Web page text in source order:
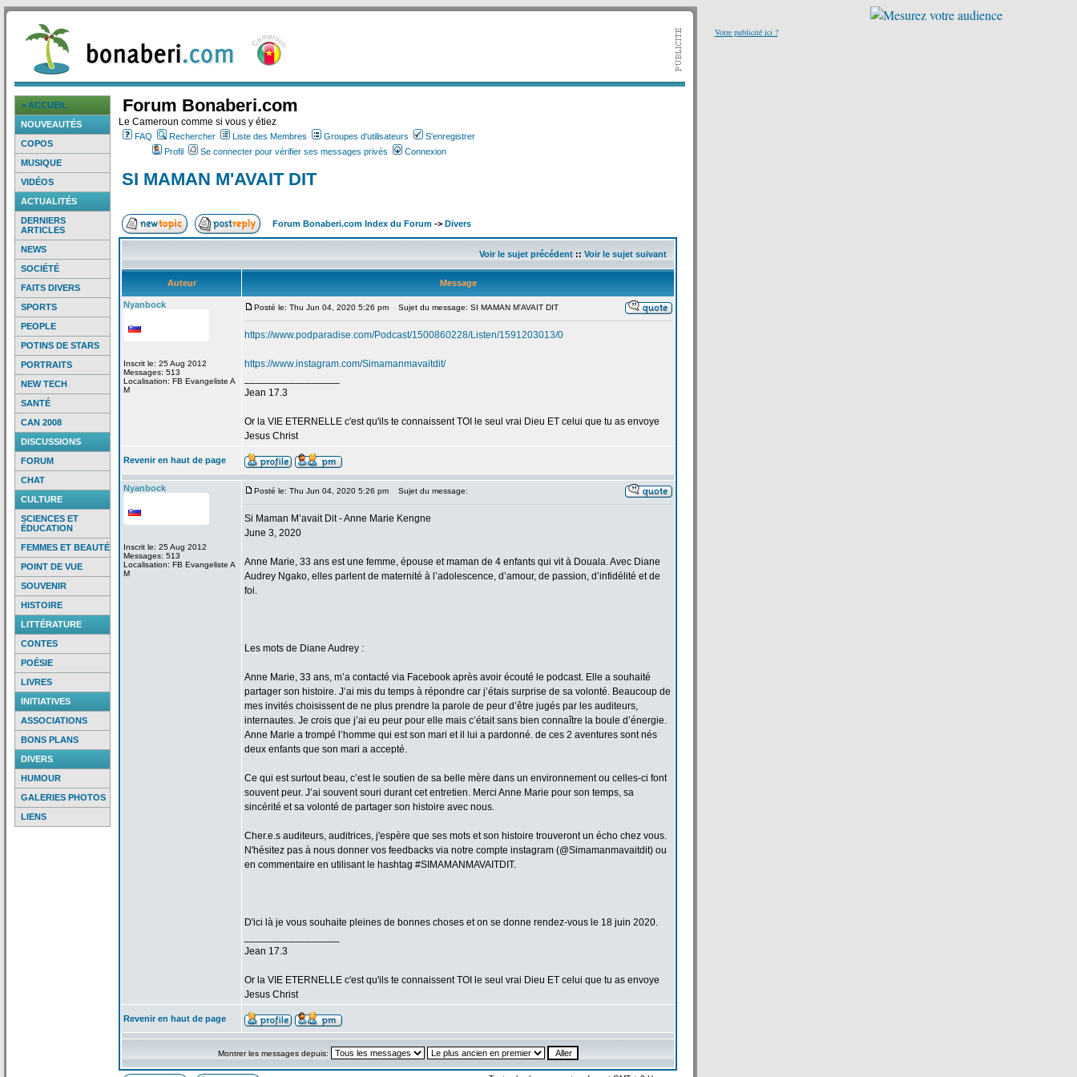
> ACCUEIL
NOUVEAUTÉS
COPOS
MUSIQUE
VIDÉOS
ACTUALITÉS
DERNIERS
ARTICLES
NEWS
SOCIÉTÉ
FAITS DIVERS
SPORTS
PEOPLE
POTINS DE STARS
PORTRAITS
NEW TECH
SANTÉ
CAN 2008
DISCUSSIONS
FORUM
CHAT
CULTURE
SCIENCES ET
ÉDUCATION
FEMMES ET BEAUTÉ
POINT DE VUE
SOUVENIR
HISTOIRE
LITTÉRATURE
CONTES
POÉSIE
LIVRES
INITIATIVES
ASSOCIATIONS
BONS PLANS
DIVERS
HUMOUR
GALERIES PHOTOS
LIENS
Forum Bonaberi.com
Le Cameroun comme si vous y étiez
FAQ Rechercher Liste des Membres Groupes d'utilisateurs
S'enregistrer
Profil
Se connecter pour vérifier ses messages privés Connexion
SI MAMAN M'AVAIT DIT
Forum Bonaberi.com Index du Forum -> Divers
Voir le sujet précédent :: Voir le sujet suivant
Auteur Message
Nyanbock
Inscrit le: 25 Aug 2012
Messages: 513
Localisation: FB Evangeliste A
M
Posté le: Thu Jun 04, 2020 5:26 pm Sujet du message: SI MAMAN M'AVAIT DIT
https://www.podparadise.com/Podcast/1500860228/Listen/1591203013/0
https://www.instagram.com/Simamanmavaitdit/
Jean 17.3
Or la VIE ETERNELLE c'est qu'ils te connaissent TOI le seul vrai Dieu ET celui que tu as envoye
Jesus Christ
Revenir en haut de page
Nyanbock
Inscrit le: 25 Aug 2012
Messages: 513
Localisation: FB Evangeliste A
M
Posté le: Thu Jun 04, 2020 5:26 pm Sujet du message:
Si Maman M’avait Dit - Anne Marie Kengne
June 3, 2020
Anne Marie, 33 ans est une femme, épouse et maman de 4 enfants qui vit à Douala. Avec Diane
Audrey Ngako, elles parlent de maternité à l’adolescence, d’amour, de passion, d’infidélité et de
foi.
Les mots de Diane Audrey :
Anne Marie, 33 ans, m’a contacté via Facebook après avoir écouté le podcast. Elle a souhaité
partager son histoire. J’ai mis du temps à répondre car j’étais surprise de sa volonté. Beaucoup de
mes invités choisissent de ne plus prendre la parole de peur d’être jugés par les auditeurs,
internautes. Je crois que j’ai eu peur pour elle mais c’était sans bien connaître la boule d’énergie.
Anne Marie a trompé l’homme qui est son mari et il lui a pardonné. de ces 2 aventures sont nés
deux enfants que son mari a accepté.
Ce qui est surtout beau, c’est le soutien de sa belle mère dans un environnement ou celles-ci font
souvent peur. J’ai souvent souri durant cet entretien. Merci Anne Marie pour son temps, sa
sincérité et sa volonté de partager son histoire avec nous.
Cher.e.s auditeurs, auditrices, j'espère que ses mots et son histoire trouveront un écho chez vous.
N'hésitez pas à nous donner vos feedbacks via notre compte instagram (@Simamanmavaitdit) ou
en commentaire en utilisant le hashtag #SIMAMANMAVAITDIT.
D'ici là je vous souhaite pleines de bonnes choses et on se donne rendez-vous le 18 juin 2020.
Jean 17.3
Or la VIE ETERNELLE c'est qu'ils te connaissent TOI le seul vrai Dieu ET celui que tu as envoye
Jesus Christ
Revenir en haut de page
Montrer les messages depuis:
Votre publicité ici ?